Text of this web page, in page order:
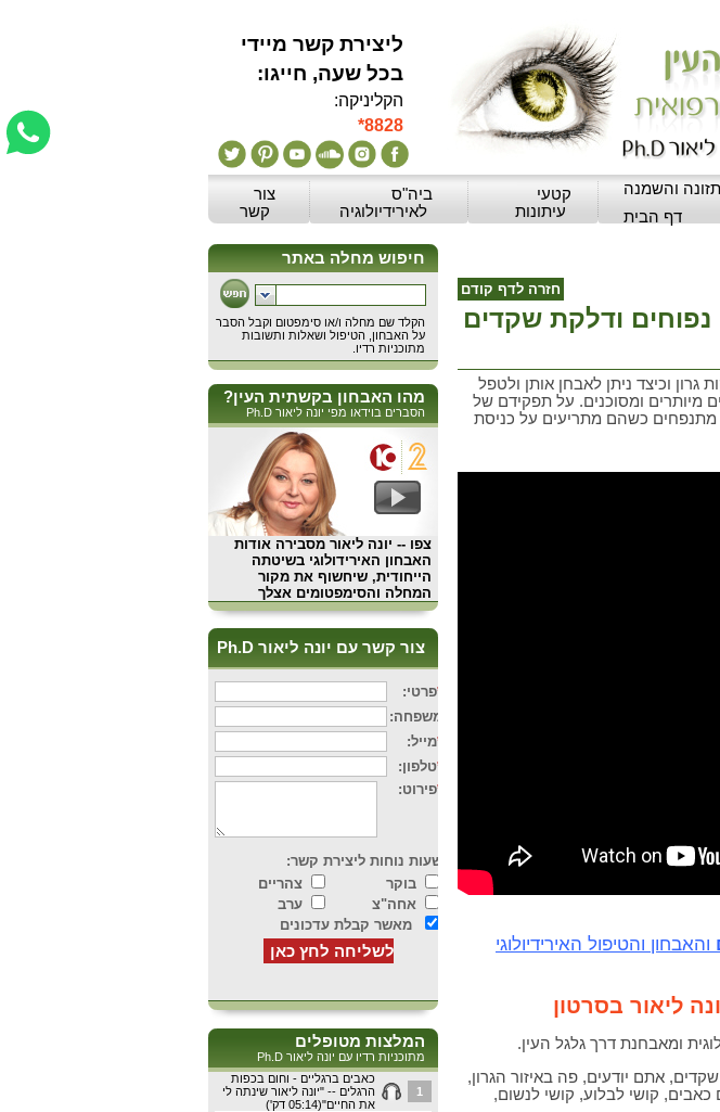
ליצירת קשר מיידי
:בכל שעה, חייגו
הקליניקה:
*8828
צור
קשר
ביה"ס
לאירידיולוגיה
קטעי
עיתונות
תזונה והשמנה
דף הבית
מהו האבחון בקשתית העין?
הסברים בוידאו מפי יונה ליאור Ph.D
צפו -- יונה ליאור מסבירה אודות
האבחון האירידולוגי בשיטתה
הייחודית, שיחשוף את מקור
המחלה והסימפטומים אצלך
צור קשר עם יונה ליאור Ph.D
המלצות מטופלים
מתוכניות רדיו עם יונה ליאור Ph.D
כאבים ברגליים - וחום בכפות
הרגלים -- "יונה ליאור שינתה לי
את החיים"(05:14 דק')
1
חזרה לדף קודם
ודלקת שקדים
גרון וכיצד ניתן לאבחן אותן ולטפל
מיותרים ומסוכנים. על תפקידם של
כשהם מתריעים על כניסת
והאבחון והטיפול האירידיולוגי
ליאור בסרטון
ומאבחנת דרך גלגל העין.
אתם יודעים, פה באיזור הגרון,
קושי לבלוע, קושי לנשום,